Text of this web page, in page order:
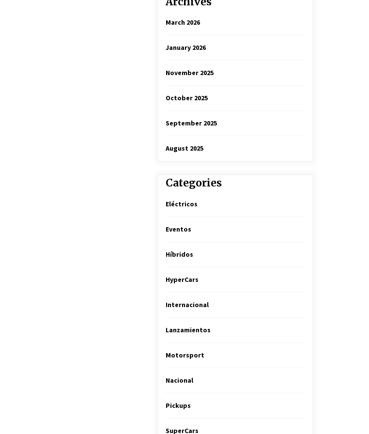
March 2026
January 2026
November 2025
October 2025
September 2025
August 2025
Categories
Eléctricos
Eventos
Híbridos
HyperCars
Internacional
Lanzamientos
Motorsport
Nacional
Pickups
SuperCars